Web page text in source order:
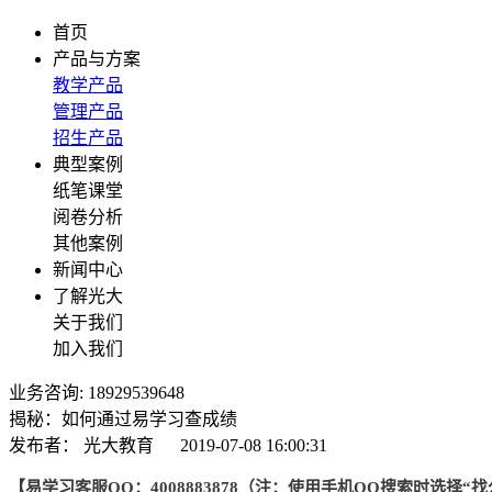
首页
产品与方案
教学产品
管理产品
招生产品
典型案例
纸笔课堂
阅卷分析
其他案例
新闻中心
了解光大
关于我们
加入我们
业务咨询: 18929539648
揭秘：如何通过易学习查成绩
发布者：
光大教育 2019-07-08 16:00:31
【易学习客服QQ：4008883878（注：使用手机QQ搜索时选择“找